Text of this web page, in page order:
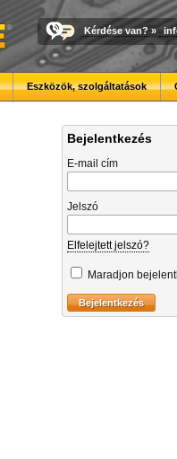
Kérdése van? »
Eszközök, szolgáltatások
Bejelentkezés
E-mail cím
Jelszó
Elfelejtett jelszó?
Maradjon